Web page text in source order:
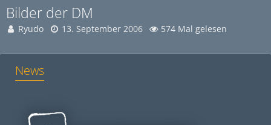
Bilder der DM
Ryudo 13. September 2006 574 Mal gelesen
News